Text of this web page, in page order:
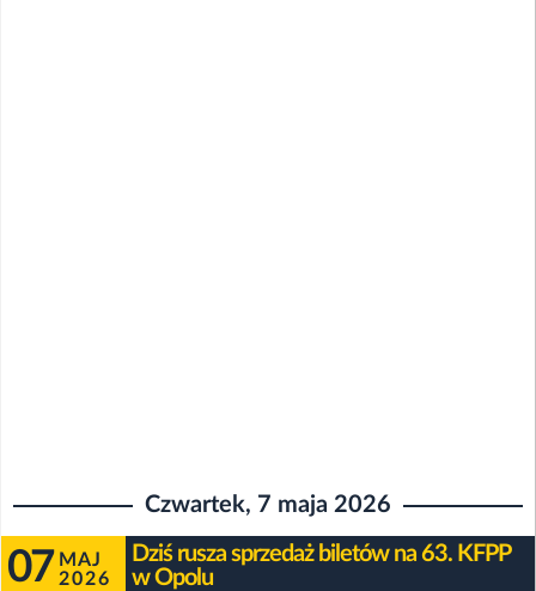
Czwartek, 7 maja 2026
07 MAJ
2026
Dziś rusza sprzedaż biletów na 63. KFPP
w Opolu